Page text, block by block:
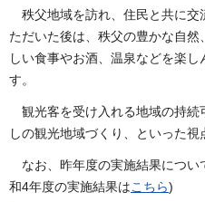
秩父地域を訪れ、住民と共に交
ただいた後は、秩父の豊かな自
しい食事やお酒、温泉などを楽
す。
観光客を受け入れる地域の持続
しの観光地域づくり、といった視
なお、昨年度の実施結果につい
和4年度の実施結果はこちら)